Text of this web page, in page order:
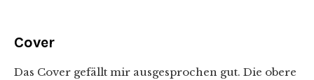
Cover
Das Cover gefällt mir ausgesprochen gut. Die obere